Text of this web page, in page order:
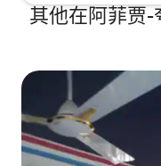
其他在阿菲贾